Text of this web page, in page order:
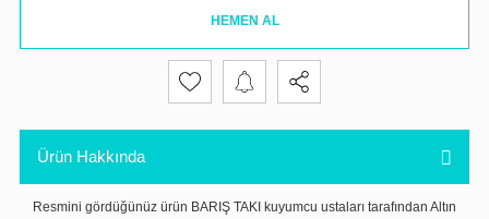
HEMEN AL
Ürün Hakkında
Resmini gördüğünüz ürün BARIŞ TAKI kuyumcu ustaları tarafından Altın